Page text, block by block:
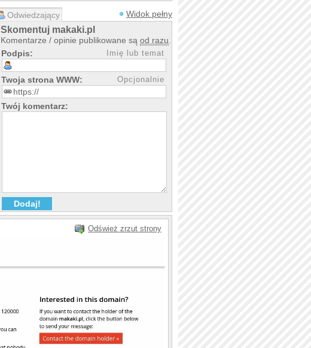
Odwiedzający Widok pełny
Skomentuj makaki.pl
Komentarze / opinie publikowane są od razu
Podpis:
Imię lub temat
Twoja strona WWW: Opcjonalnie
Twój komentarz:
Odśwież zrzut strony